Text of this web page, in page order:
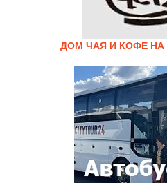
ДОМ ЧАЯ И КОФЕ НА